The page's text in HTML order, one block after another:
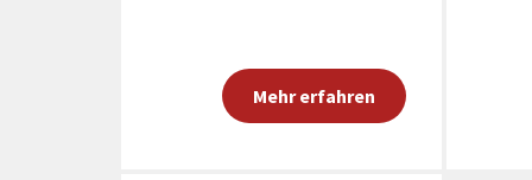
Mehr erfahren